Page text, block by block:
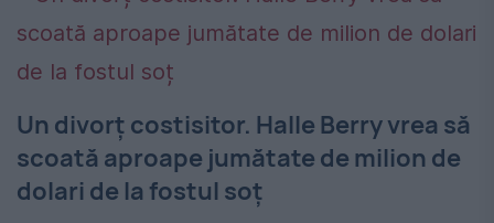
Un divorț costisitor. Halle Berry vrea să
scoată aproape jumătate de milion de
dolari de la fostul soț